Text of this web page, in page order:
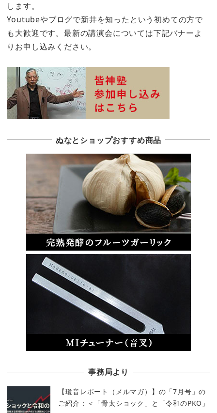
します。
Youtubeやブログで新井を知ったという初めての方で
も大歓迎です。最新の講演会については下記バナーよ
りお申し込みください。
ぬなとショップおすすめ商品
事務局より
【瓊音レポート（メルマガ）】の「7月号」の
ご紹介：＜「骨太ショック」と「令和のPKO」